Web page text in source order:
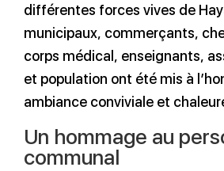
différentes forces vives de
municipaux, commerçants,
corps médical, enseignants,
et population ont été mis à
ambiance conviviale et
Un hommage au
communal